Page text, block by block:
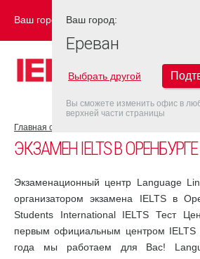
Ваш город: ЕРЕВАН
Главная страница
ЭКЗАМЕН IELTS В ОРЕНБУРГЕ
Экзаменационный центр Language
организатором экзамена IELTS в
Students International IELTS Тест
первым официальным центром IELTS
года мы работаем для Вас!
Ваш город:
Ереван
Выбрать другой
Вы сможете изменить офис в
верхней части страницы